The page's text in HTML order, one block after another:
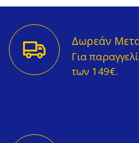
Δωρεάν
Για
των 149€.